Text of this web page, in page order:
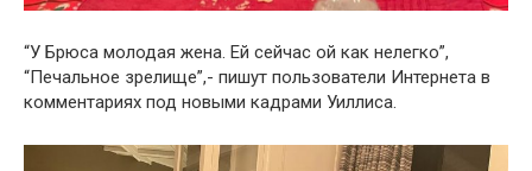
“У Брюса молодая жена. Ей сейчас ой как нелегко”,
“Печальное зрелище”,- пишут пользователи Интернета в
комментариях под новыми кадрами Уиллиса.